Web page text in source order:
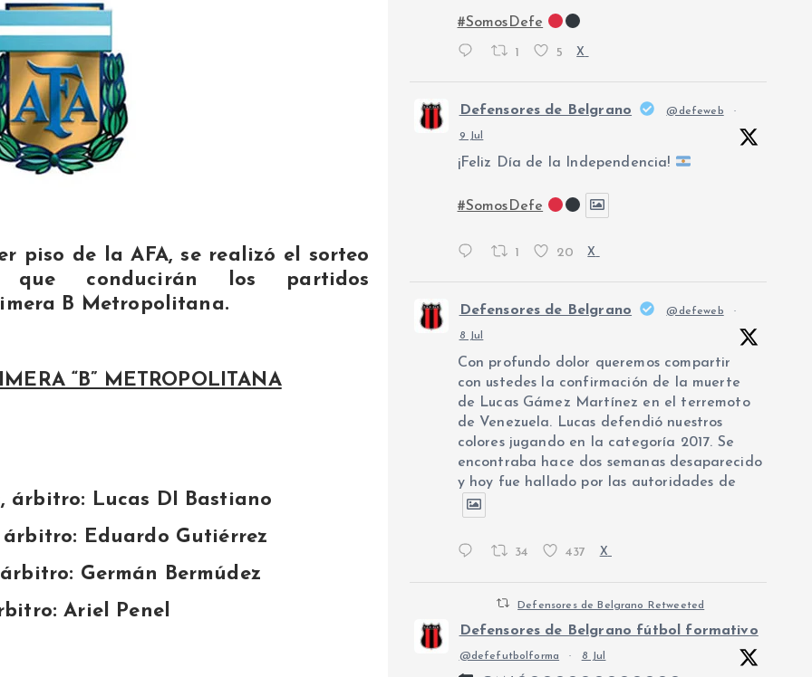
piso de la AFA, se realizó el sorteo
conducirán los partidos
B Metropolitana.
“B” METROPOLITANA
árbitro: Lucas DI Bastiano
árbitro: Eduardo Gutiérrez
Germán Bermúdez
Ariel Penel
#SomosDefe
1 5 X
Defensores de Belgrano @defeweb ·
9 Jul
¡Feliz Día de la Independencia!
#SomosDefe
1 20 X
Defensores de Belgrano @defeweb ·
8 Jul
Con profundo dolor queremos compartir
con ustedes la confirmación de la muerte
de Lucas Gámez Martínez en el terremoto
de Venezuela. Lucas defendió nuestros
colores jugando en la categoría 2017. Se
encontraba hace dos semanas desaparecido
y hoy fue hallado por las autoridades de
34 437 X
Defensores de Belgrano Retweeted
Defensores de Belgrano fútbol formativo
@defefutbolforma · 8 Jul